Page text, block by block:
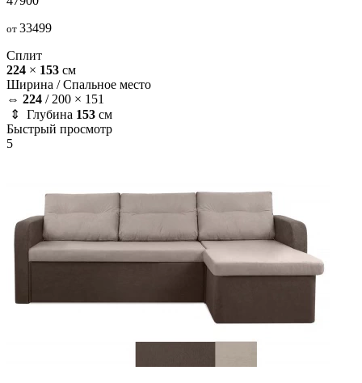
от 33499
Сплит
224 × 153 см
Ширина /Спальное место
⇔ 224 / 200 × 151
⇕ Глубина 153 см
Быстрый просмотр
5